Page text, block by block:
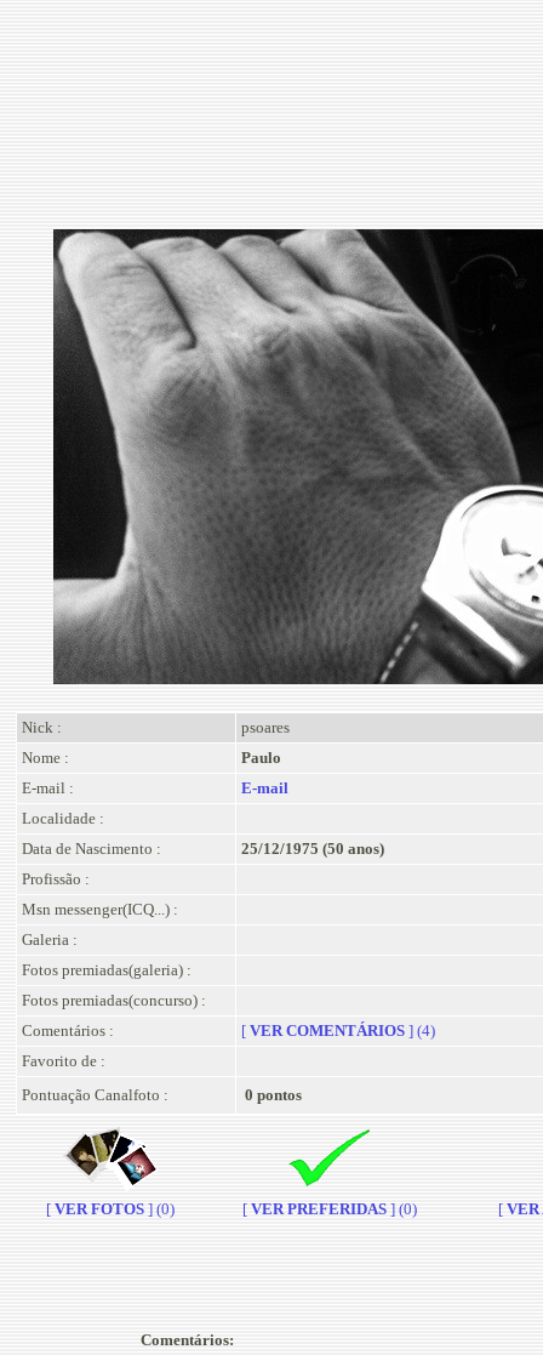
Nick :
psoares
Nome :
Paulo
E-mail :
E-mail
Localidade :
Data de Nascimento :
25/12/1975 (50 anos)
Profissão :
Msn messenger(ICQ...) :
Galeria :
Fotos premiadas(galeria) :
Fotos premiadas(concurso) :
Comentários :
[ VER COMENTÁRIOS ] (4)
Favorito de :
Pontuação Canalfoto :
0 pontos
[ VER FOTOS ] (0) [VER PREFERIDAS ] (0) [ VER
Comentários: